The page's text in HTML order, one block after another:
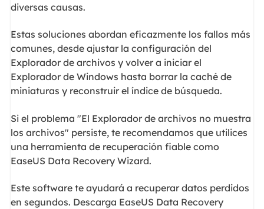
diversas causas.
Estas soluciones abordan eficazmente los fallos más
comunes, desde ajustar la configuración del
Explorador de archivos y volver a iniciar el
Explorador de Windows hasta borrar la caché de
miniaturas y reconstruir el índice de búsqueda.
Si el problema "El Explorador de archivos no muestra
los archivos" persiste, te recomendamos que utilices
una herramienta de recuperación fiable como
EaseUS Data Recovery Wizard.
Este software te ayudará a recuperar datos perdidos
en segundos. Descarga EaseUS Data Recovery